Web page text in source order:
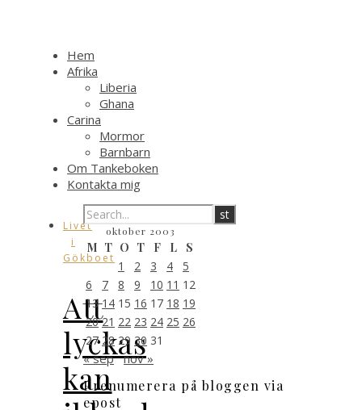
Hem
Afrika
Liberia
Ghana
Carina
Mormor
Barnbarn
Om Tankeboken
Kontakta mig
Livet
i
Gökboet
Att
lyckas
kan
oktober 2003
M T O T F L
S
1
2 3 4
5
6
7 8 9 10 11 12
13 14 15 16 17 18 19
20 21 22 23 24 25 26
27 28 29 30 31
« sep nov »
Prenumerera på bloggen via
epost